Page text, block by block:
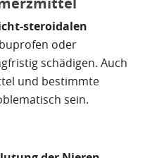
steroidalen
oder
schädigen. Auch
und bestimmte
sein.